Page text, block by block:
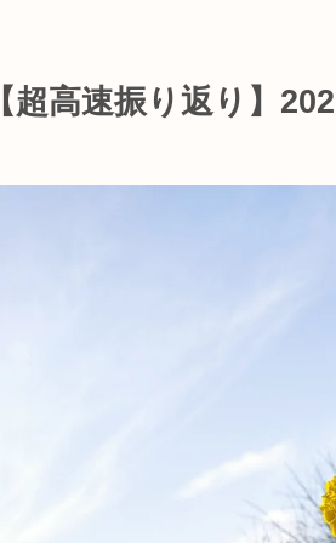
【超高速振り返り】